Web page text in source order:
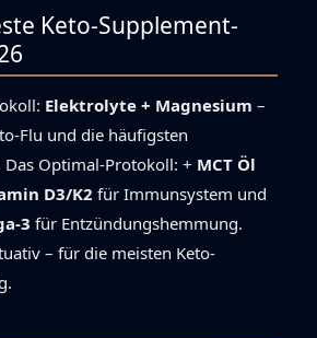
Keto-Supplement-
Elektrolyte + Magnesium –
Flu und die häufigsten
Optimal-Protokoll: + MCT Öl
D3/K2 für Immunsystem und
3 für Entzündungshemmung.
– für die meisten Keto-